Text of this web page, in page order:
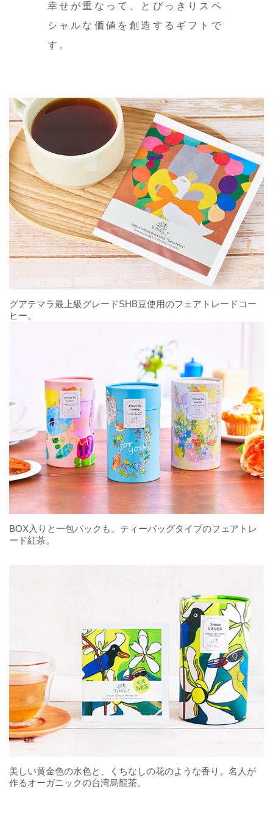
幸せが重なって、とびっきりスペ
シャルな価値を創造するギフトで
す。
グアテマラ最上級グレードSHB豆使用のフェアトレードコー
ヒー。
BOX入りと一包パックも。ティーバッグタイプのフェアトレ
ード紅茶。
美しい黄金色の水色と、くちなしの花のような香り。名人が
作るオーガニックの台湾烏龍茶。